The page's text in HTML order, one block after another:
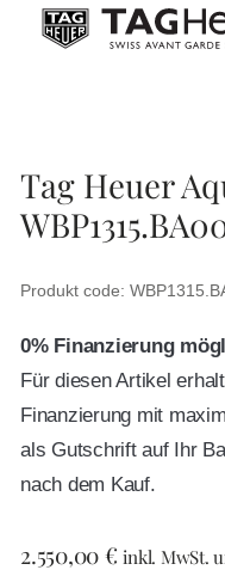
Tag Heuer
Produkt code:
0% Finanzierung
Für diesen Artikel
Finanzierung mit
als Gutschrift auf Ihr
nach dem Kauf.
2.550,00€ inkl. MwSt.